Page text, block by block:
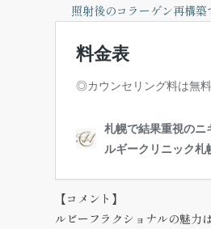
照射後のコラーゲン再構
【コメント】
ルビーフラクショナルの魅力